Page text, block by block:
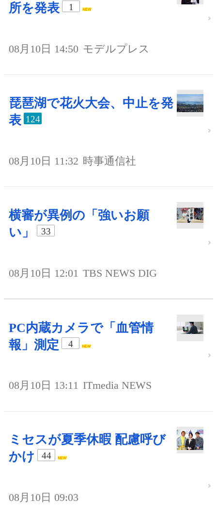
所を発表
1
08月10日 14:50 モデルプレス
琵琶湖で花火大会、中止を発
表 124
08月10日 11:32 時事通信社
横審が異例の「強いお願
い」
33
08月10日 12:01 TBS NEWS DIG
PC内蔵カメラで「血管情
報」測定
4
08月10日 13:11 ITmedia NEWS
ミセスが夏季休暇 配慮呼び
かけ
44
08月10日 09:03